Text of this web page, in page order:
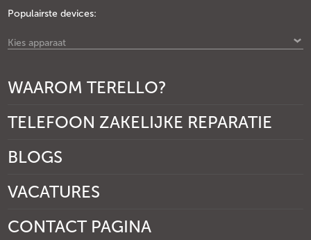
Populairste devices:
Kies apparaat
WAAROM TERELLO?
TELEFOON ZAKELIJKE REPARATIE
BLOGS
VACATURES
CONTACT PAGINA